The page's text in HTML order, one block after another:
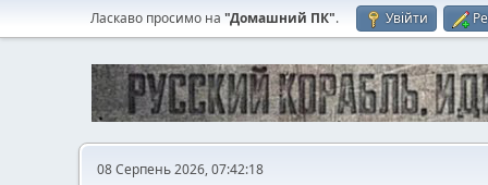
Ласкаво просимо на "Домашний ПК". Увійти
08 Серпень 2026, 07:42:18